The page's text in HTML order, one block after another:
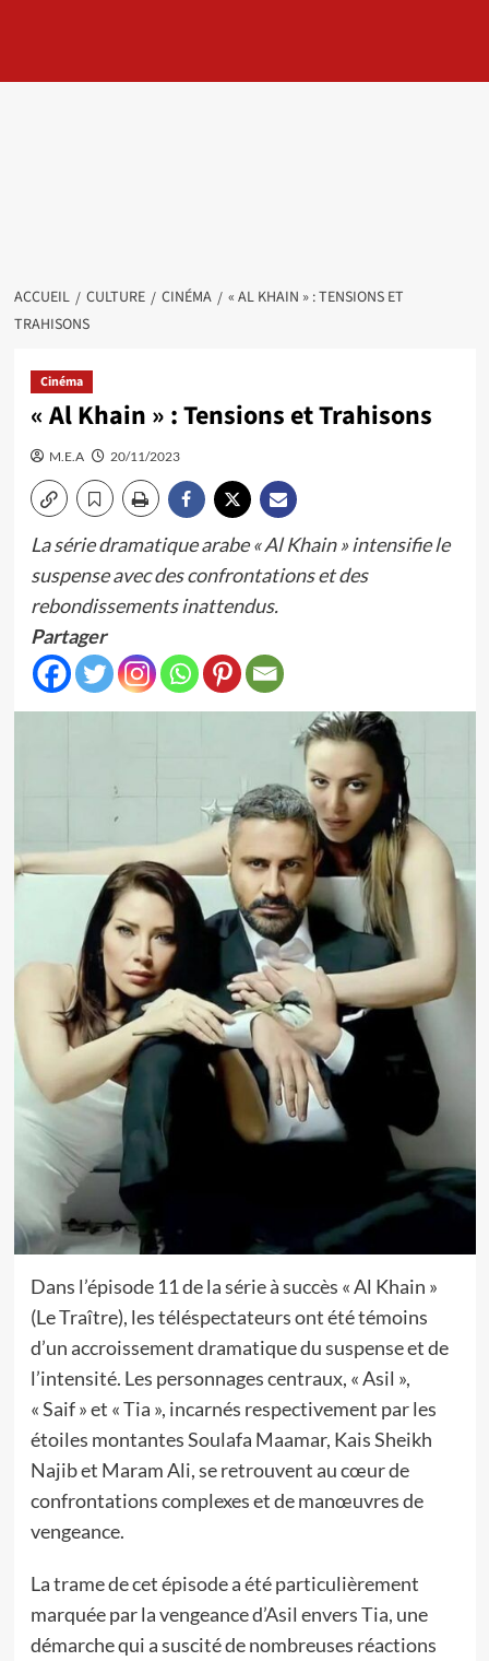
ACCUEIL CULTURE CINÉMA
« AL KHAIN » : TENSIONS ET
TRAHISONS
Cinéma
« Al Khain » : Tensions et Trahisons
M.E.A 20/11/2023
La série dramatique arabe « Al Khain » intensifie le
suspense avec des confrontations et des
rebondissements inattendus.
Partager
Dans l’épisode 11 de la série à succès « Al Khain »
(Le Traître), les téléspectateurs ont été témoins
d’un accroissement dramatique du suspense et de
l’intensité. Les personnages centraux, « Asil »,
« Saif » et « Tia », incarnés respectivement par les
étoiles montantes Soulafa Maamar, Kais Sheikh
Najib et Maram Ali, se retrouvent au cœur de
confrontations complexes et de manœuvres de
vengeance.
La trame de cet épisode a été particulièrement
marquée par la vengeance d’Asil envers Tia, une
démarche qui a suscité de nombreuses réactions